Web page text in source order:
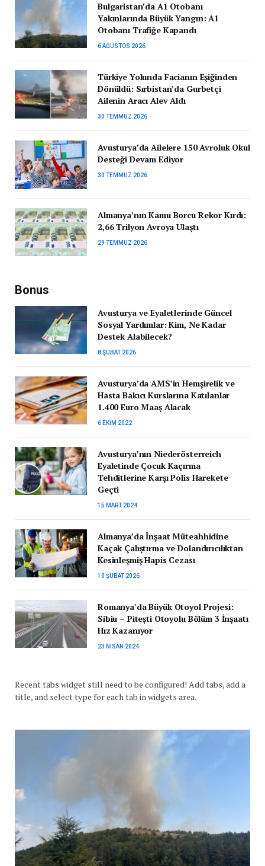
Bulgaristan’da A1 Otobanı
Yakınlarında Büyük Yangın: A1
Otobanı Trafiğe Kapandı
6 AĞUSTOS 2026
Türkiye Yolunda Facianın Eşiğinden
Dönüldü: Sırbistan’da Gurbetçi
Ailenin Aracı Alev Aldı
30 TEMMUZ 2026
Avusturya’da Ailelere 150 Avroluk Okul
Desteği Devam Ediyor
30 TEMMUZ 2026
Almanya’nın Kamu Borcu Rekor Kırdı:
2,66 Trilyon Avroya Ulaştı
29 TEMMUZ 2026
Bonus
Avusturya ve Eyaletlerinde Güncel
Sosyal Yardımlar: Kim, Ne Kadar
Destek Alabilecek?
8 ŞUBAT 2026
Avusturya’da AMS’in Hemşirelik ve
Hasta Bakıcı Kurslarına Katılanlar
1.400 Euro Maaş Alacak
6 EKIM 2022
Avusturya’nın Niederösterreich
Eyaletinde Çocuk Kaçırma
Tehditlerine Karşı Polis Harekete
Geçti
15 MART 2024
Almanya’da İnşaat Müteahhidine
Kaçak Çalıştırma ve Dolandırıcılıktan
Kesinleşmiş Hapis Cezası
10 ŞUBAT 2026
Romanya’da Büyük Otoyol Projesi:
Sibiu – Pitești Otoyolu Bölüm 3 İnşaatı
Hız Kazanıyor
23 NISAN 2024
Recent tabs widget still need to be configured! Add tabs, add a
title, and select type for each tab in widgets area.